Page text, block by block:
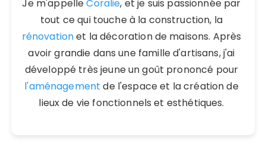
Je m'appelleCoralie, et je suis passionnée par
tout ce qui touche à la construction, la
rénovationet la décoration de maisons. Après
avoir grandie dans une famille d'artisans, j'ai
développé très jeune un goût prononcé pour
l'aménagement de l'espace et la création de
lieux de vie fonctionnels et esthétiques.